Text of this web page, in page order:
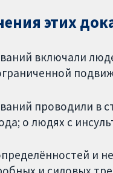
этих
включали
проводили в
о людях с
и